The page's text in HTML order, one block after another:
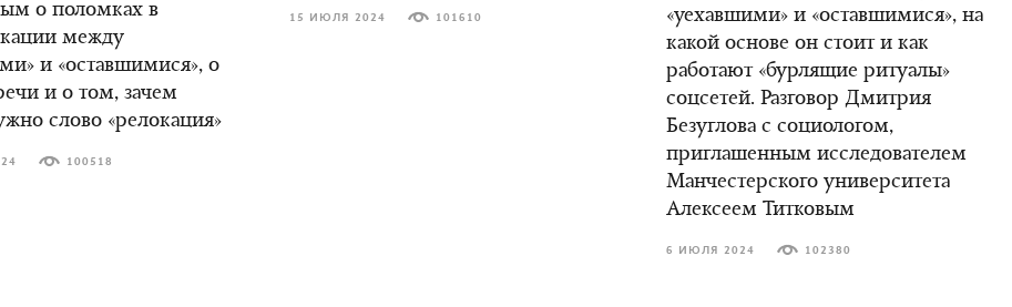
о поломках в
между
и «оставшимися», о
и о том, зачем
слово «релокация»
100518
15 ИЮЛЯ 2024 101610
«уехавшими» и «оставшимися», на
какой основе он стоит и как
работают «бурлящие ритуалы»
соцсетей. Разговор Дмитрия
Безуглова с социологом,
приглашенным исследователем
Манчестерского университета
Алексеем Титковым
6 ИЮЛЯ 2024 102380